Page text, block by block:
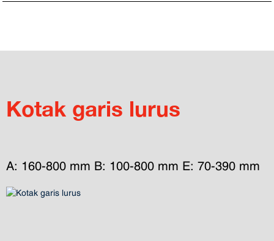
Kotak garis lurus
A: 160-800 mm B: 100-800 mm E: 70-390 mm